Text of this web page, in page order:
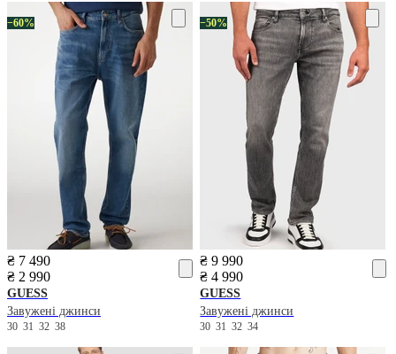
−60%
₴ 7 490
₴ 2 990
GUESS
Завужені джинси
30 31 32 38
−50%
₴ 9 990
₴ 4 990
GUESS
Завужені джинси
30313234